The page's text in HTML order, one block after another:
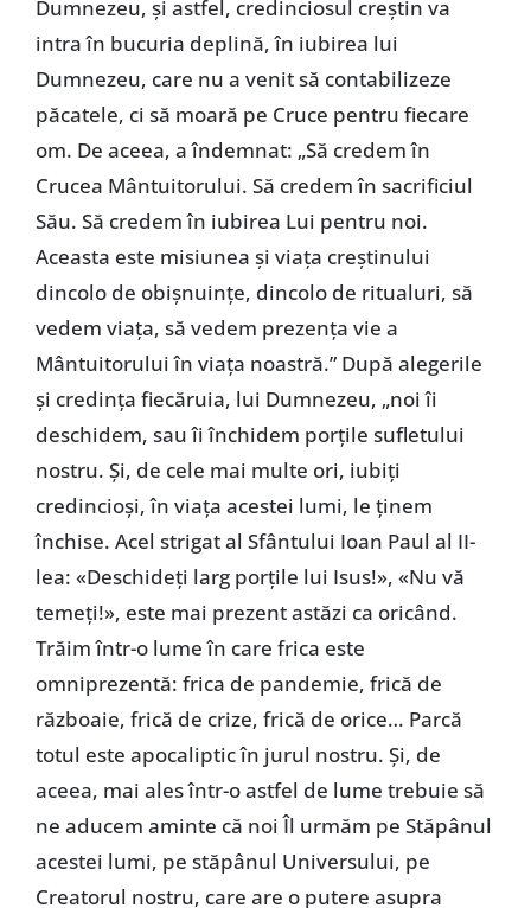
Dumnezeu, și astfel, credinciosul creștin va
intra în bucuria deplină, în iubirea lui
Dumnezeu, care nu a venit să contabilizeze
păcatele, ci să moară pe Cruce pentru fiecare
om. De aceea, a îndemnat: „Să credem în
Crucea Mântuitorului. Să credem în sacrificiul
Său. Să credem în iubirea Lui pentru noi.
Aceasta este misiunea și viața creștinului
dincolo de obișnuințe, dincolo de ritualuri, să
vedem viața, să vedem prezența vie a
Mântuitorului în viața noastră.” După alegerile
și credința fiecăruia, lui Dumnezeu, „noi îi
deschidem, sau îi închidem porțile sufletului
nostru. Și, de cele mai multe ori, iubiți
credincioși, în viața acestei lumi, le ținem
închise. Acel strigat al Sfântului Ioan Paul al II-
lea: «Deschideți larg porțile lui Isus!», «Nu vă
temeți!», este mai prezent astăzi ca oricând.
Trăim într-o lume în care frica este
omniprezentă: frica de pandemie, frică de
războaie, frică de crize, frică de orice… Parcă
totul este apocaliptic în jurul nostru. Și, de
aceea, mai ales într-o astfel de lume trebuie să
ne aducem aminte că noi Îl urmăm pe Stăpânul
acestei lumi, pe stăpânul Universului, pe
Creatorul nostru, care are o putere asupra